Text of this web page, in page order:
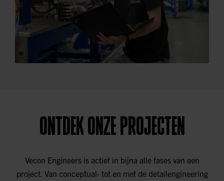
ONTDEK ONZE PROJECTEN
Vecon Engineers is actief in bijna alle fases van een
project. Van conceptual- tot en met de detailengineering